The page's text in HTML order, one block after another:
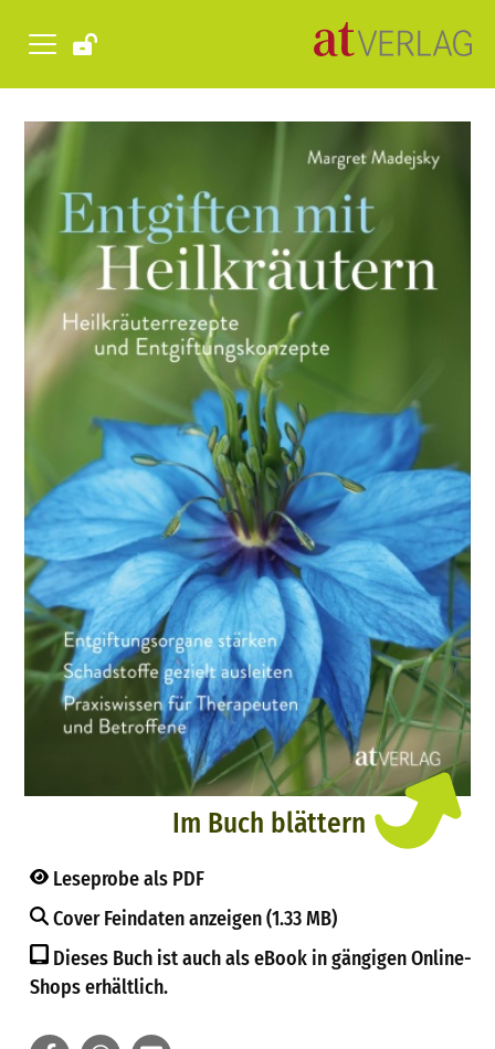
Im Buch blättern
Leseprobe als PDF
Cover Feindaten anzeigen (1.33 MB)
Dieses Buch ist auch als eBook in gängigen Online-
Shops erhältlich.